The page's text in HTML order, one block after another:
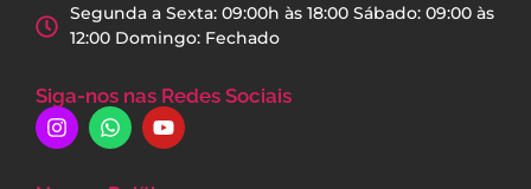
Segunda a Sexta: 09:00h às 18:00 Sábado: 09:00 às
12:00 Domingo: Fechado
Siga-nos nas Redes Sociais